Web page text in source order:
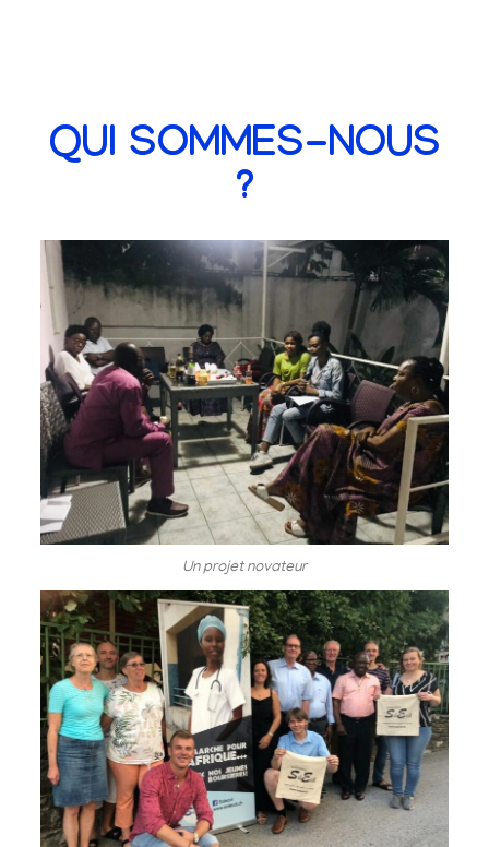
QUI SOMMES-NOUS
?
Un projet novateur